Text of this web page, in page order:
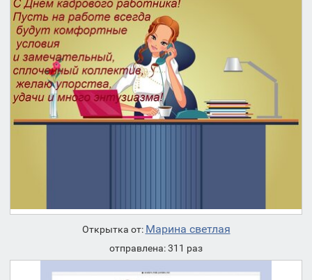
Открытка от: Марина светлая
отправлена: 311 раз